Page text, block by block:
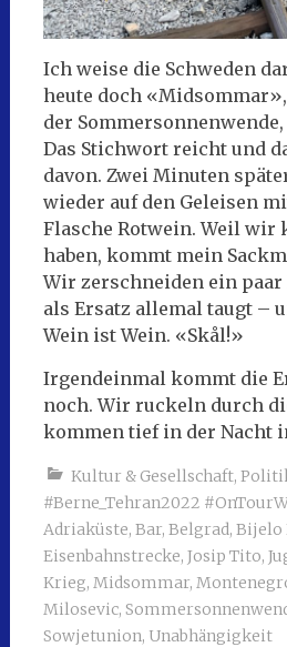
Ich weise die Schweden
heute doch
der
Das Stichwort reicht und
davon. Zwei Minuten
wieder auf den Geleisen
Flasche Rotwein. Weil wir
haben, kommt mein
Wir zerschneiden ein paar
als Ersatz allemal taugt –
Wein ist Wein. «Skål!»
Irgendeinmal kommt die
noch. Wir ruckeln durch
kommen tief in der Nacht
Kultur & Gesellschaft,
#Berne_Tehran2022
Adriaküste, Bar, Belgrad, Bijelo
Eisenbahnstrecke, Josip Tito,
Krieg, Midsommar,
Milosevic,
Sowjetunion, Unabhängigkeit